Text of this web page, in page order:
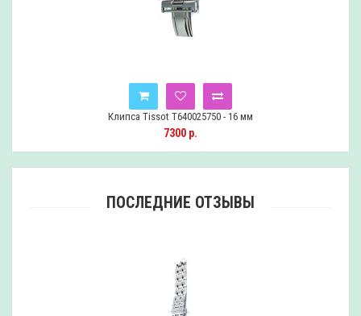
Клипса Tissot T640025750 - 16 мм
7300 р.
ПОСЛЕДНИЕ ОТЗЫВЫ